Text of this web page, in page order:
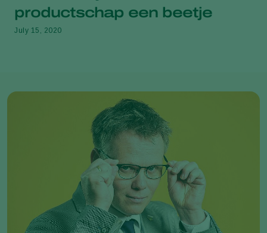
productschap een beetje
July 15, 2020